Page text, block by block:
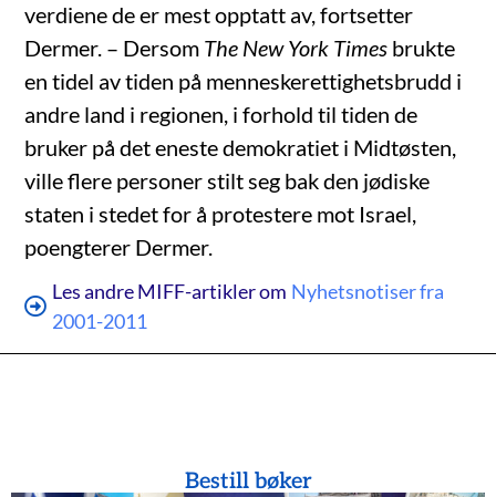
verdiene de er mest opptatt av, fortsetter
Dermer. – Dersom The New York Times brukte
en tidel av tiden på menneskerettighetsbrudd i
andre land i regionen, i forhold til tiden de
bruker på det eneste demokratiet i Midtøsten,
ville flere personer stilt seg bak den jødiske
staten i stedet for å protestere mot Israel,
poengterer Dermer.
Les andre MIFF-artikler om Nyhetsnotiser fra
2001-2011
Bestill bøker